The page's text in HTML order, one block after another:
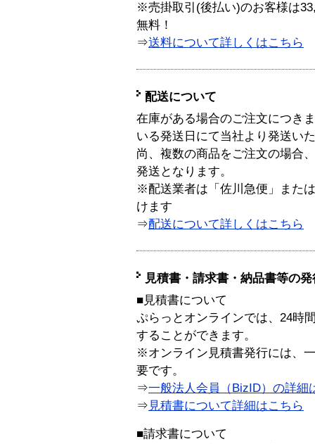
※売掛取引(後払い)のお客様は
無料！
⇒送料について詳しくはこちら
配送について
在庫がある場合のご注文につき
いる発送日にて当社より発送い
尚、複数の商品をご注文の場合
発送となります。
※配送業者は「佐川急便」また
けます
⇒配送について詳しくはこちら
見積書・請求書・納品書等の
■見積書について
ぷらっとオンラインでは、24時
することができます。
※オンライン見積書発行には、
要です。
⇒一般法人会員（BizID）の詳細
⇒ 見積書について詳細はこちら
■請求書について